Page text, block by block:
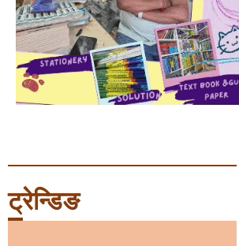
ट्रेन्डिङ